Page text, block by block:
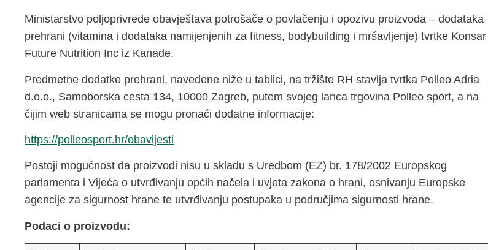
Ministarstvo poljoprivrede obavještava potrošače o povlačenju i opozivu proizvoda – dodataka
prehrani (vitamina i dodataka namijenjenih za fitness, bodybuilding i mršavljenje) tvrtke Konsar
Future Nutrition Inc iz Kanade.
Predmetne dodatke prehrani, navedene niže u tablici, na tržište RH stavlja tvrtka Polleo Adria
d.o.o., Samoborska cesta 134, 10000 Zagreb, putem svojeg lanca trgovina Polleo sport, a na
čijim web stranicama se mogu pronaći dodatne informacije:
https://polleosport.hr/obavijesti
Postoji mogućnost da proizvodi nisu u skladu s Uredbom (EZ) br. 178/2002 Europskog
parlamenta i Vijeća o utvrđivanju općih načela i uvjeta zakona o hrani, osnivanju Europske
agencije za sigurnost hrane te utvrđivanju postupaka u područjima sigurnosti hrane.
Podaci o proizvodu: